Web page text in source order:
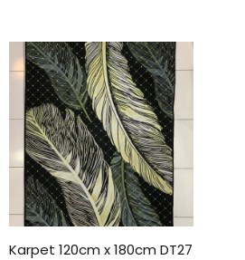
Karpet 120cm x 180cm DT27